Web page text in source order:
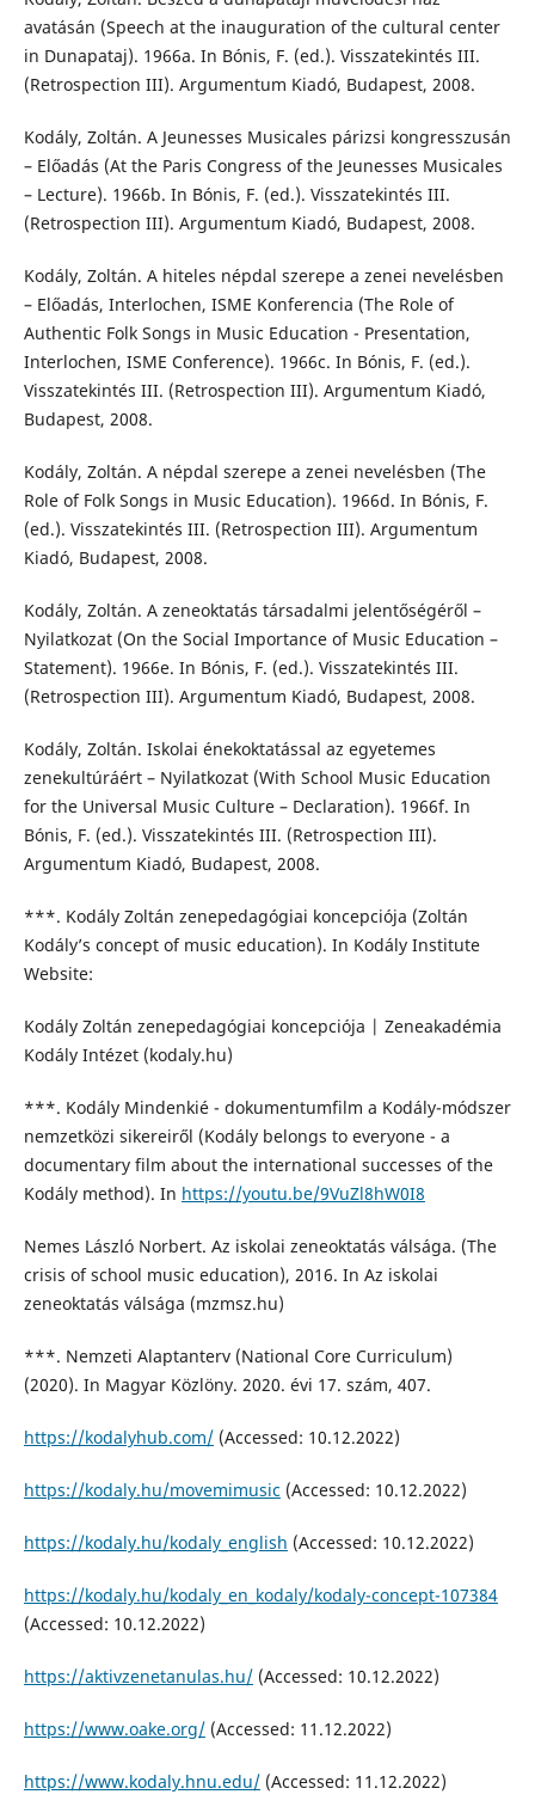
avatásán (Speech at the inauguration of the cultural center
in Dunapataj). 1966a. In Bónis, F. (ed.). Visszatekintés III.
(Retrospection III). Argumentum Kiadó, Budapest, 2008.
Kodály, Zoltán. A Jeunesses Musicales párizsi kongresszusán
– Előadás (At the Paris Congress of the Jeunesses Musicales
– Lecture). 1966b. In Bónis, F. (ed.). Visszatekintés III.
(Retrospection III). Argumentum Kiadó, Budapest, 2008.
Kodály, Zoltán. A hiteles népdal szerepe a zenei nevelésben
– Előadás, Interlochen, ISME Konferencia (The Role of
Authentic Folk Songs in Music Education - Presentation,
Interlochen, ISME Conference). 1966c. In Bónis, F. (ed.).
Visszatekintés III. (Retrospection III). Argumentum Kiadó,
Budapest, 2008.
Kodály, Zoltán. A népdal szerepe a zenei nevelésben (The
Role of Folk Songs in Music Education). 1966d. In Bónis, F.
(ed.). Visszatekintés III. (Retrospection III). Argumentum
Kiadó, Budapest, 2008.
Kodály, Zoltán. A zeneoktatás társadalmi jelentőségéről –
Nyilatkozat (On the Social Importance of Music Education –
Statement). 1966e. In Bónis, F. (ed.). Visszatekintés III.
(Retrospection III). Argumentum Kiadó, Budapest, 2008.
Kodály, Zoltán. Iskolai énekoktatással az egyetemes
zenekultúráért – Nyilatkozat (With School Music Education
for the Universal Music Culture – Declaration). 1966f. In
Bónis, F. (ed.). Visszatekintés III. (Retrospection III).
Argumentum Kiadó, Budapest, 2008.
***. Kodály Zoltán zenepedagógiai koncepciója (Zoltán
Kodály’s concept of music education). In Kodály Institute
Website:
Kodály Zoltán zenepedagógiai koncepciója | Zeneakadémia
Kodály Intézet (kodaly.hu)
***. Kodály Mindenkié - dokumentumfilm a Kodály-módszer
nemzetközi sikereiről (Kodály belongs to everyone - a
documentary film about the international successes of the
Kodály method). In https://youtu.be/9VuZl8hW0I8
Nemes László Norbert. Az iskolai zeneoktatás válsága. (The
crisis of school music education), 2016. In Az iskolai
zeneoktatás válsága (mzmsz.hu)
***. Nemzeti Alaptanterv (National Core Curriculum)
(2020). In Magyar Közlöny. 2020. évi 17. szám, 407.
https://kodalyhub.com/(Accessed: 10.12.2022)
https://kodaly.hu/movemimusic (Accessed: 10.12.2022)
https://kodaly.hu/kodaly_english (Accessed: 10.12.2022)
https://kodaly.hu/kodaly_en_kodaly/kodaly-concept-107384
(Accessed: 10.12.2022)
https://aktivzenetanulas.hu/(Accessed: 10.12.2022)
https://www.oake.org/(Accessed: 11.12.2022)
https://www.kodaly.hnu.edu/(Accessed: 11.12.2022)